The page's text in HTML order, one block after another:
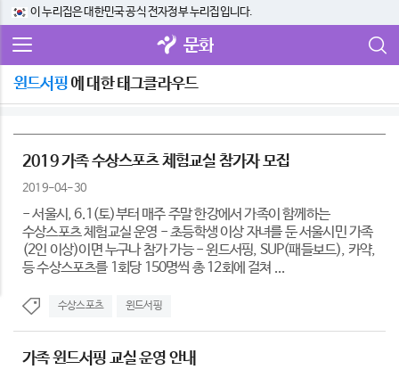
이 누리집은 대한민국 공식 전자정부 누리집입니다.
문화
윈드서핑에 대한 태그클라우드
2019 가족 수상스포츠 체험교실 참가자 모집
2019-04-30
- 서울시, 6.1(토)부터 매주 주말 한강에서 가족이 함께하는
수상스포츠 체험교실 운영 - 초등학생 이상 자녀를 둔 서울시민 가족
(2인 이상)이면 누구나 참가 가능 - 윈드서핑, SUP(패들보드), 카약,
등 수상스포츠를 1회당 150명씩 총 12회에 걸쳐 ...
수상스포츠 윈드서핑
가족 윈드서핑 교실 운영 안내